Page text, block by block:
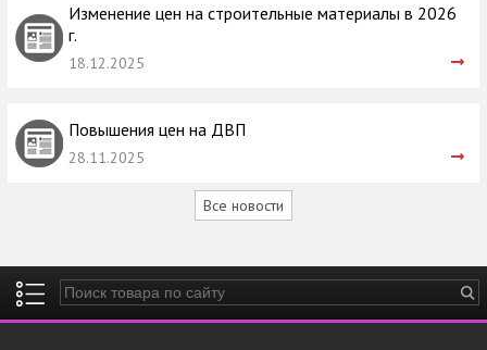
Изменение цен на строительные материалы в 2026
г.
18.12.2025
Повышения цен на ДВП
28.11.2025
Все новости
Введите ключевые слова для поиска